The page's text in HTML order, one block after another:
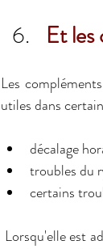
Et
Les
utiles dans
décalage
troubles du
certains
Lorsqu'elle est